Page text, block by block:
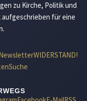
zu Kirche, Politik und
aufgeschrieben für eine
WIDERSTAND!
Suche